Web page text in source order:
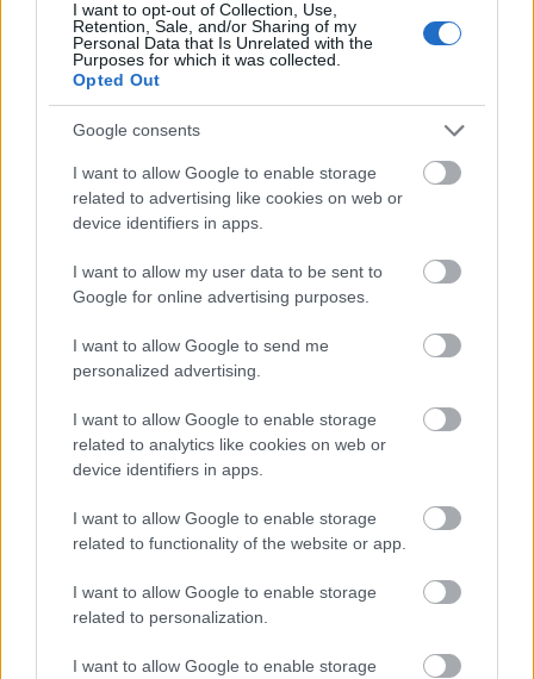
I want to opt-out of Collection, Use,
Retention, Sale, and/or Sharing of my
Personal Data that Is Unrelated with the
Purposes for which it was collected.
Opted Out
Google consents
I want to allow Google to enable storage
related to advertising like cookies on web or
device identifiers in apps.
I want to allow my user data to be sent to
Google for online advertising purposes.
I want to allow Google to send me
personalized advertising.
I want to allow Google to enable storage
related to analytics like cookies on web or
device identifiers in apps.
I want to allow Google to enable storage
related to functionality of the website or app.
I want to allow Google to enable storage
related to personalization.
I want to allow Google to enable storage
Június 14-én jön a Jessica Jones 3., UTOLSÓ évada a
elfogadás lesz, vagyis Jess és a tesója igyekszik
valami ilyesmivel megbirkózni, miközben
Sarita Choudhury, Tiffany Mack és Rebecca
DeMornay is szerepel az évadban.